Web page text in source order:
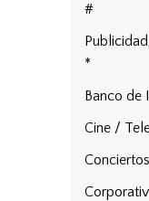
#
*
Banco de
Cine /
Conciertos